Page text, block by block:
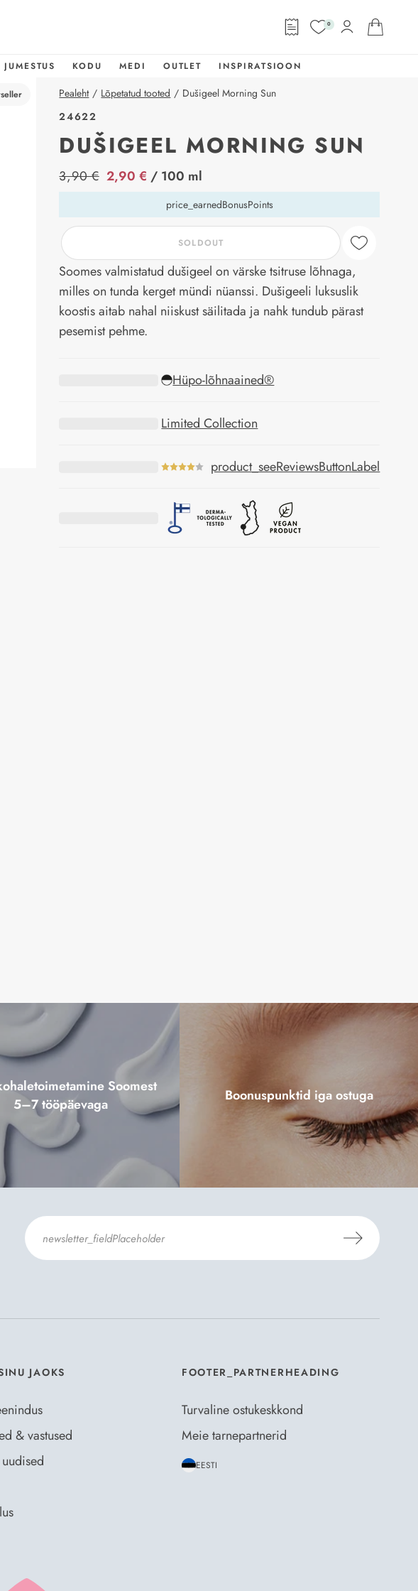
0
JUMESTUS KODU MEDI OUTLET INSPIRATSIOON
Pealeht / Lõpetatud tooted / Dušigeel Morning Sun
24622
DUŠIGEEL MORNING SUN
price_label
3,90 € 2,90 € / 100 ml
price_earnedBonusPoints
SOLDOUT
Soomes valmistatud dušigeel on värske tsitruse lõhnaga,
milles on tunda kerget mündi nüanssi. Dušigeeli luksuslik
koostis aitab nahal niiskust säilitada ja nahk tundub pärast
pesemist pehme.
Hüpo-lõhnaained®
Limited Collection
product_seeReviewsButtonLabel
Soomest
5–7 tööpäevaga
Boonuspunktid iga ostuga
JAOKS
& vastused
FOOTER_PARTNERHEADING
Turvaline ostukeskkond
Meie tarnepartnerid
EESTI